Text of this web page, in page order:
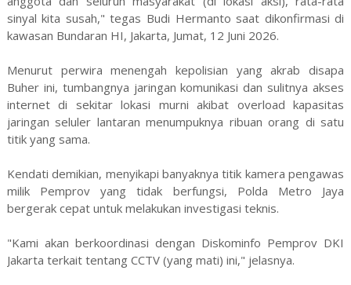
sinyal kita susah," tegas Budi Hermanto saat dikonfirmasi di
kawasan Bundaran HI, Jakarta, Jumat, 12 Juni 2026.
Menurut perwira menengah kepolisian yang akrab disapa
Buher ini, tumbangnya jaringan komunikasi dan sulitnya akses
internet di sekitar lokasi murni akibat overload kapasitas
jaringan seluler lantaran menumpuknya ribuan orang di satu
titik yang sama.
Kendati demikian, menyikapi banyaknya titik kamera pengawas
milik Pemprov yang tidak berfungsi, Polda Metro Jaya
bergerak cepat untuk melakukan investigasi teknis.
"Kami akan berkoordinasi dengan Diskominfo Pemprov DKI
Jakarta terkait tentang CCTV (yang mati) ini," jelasnya.